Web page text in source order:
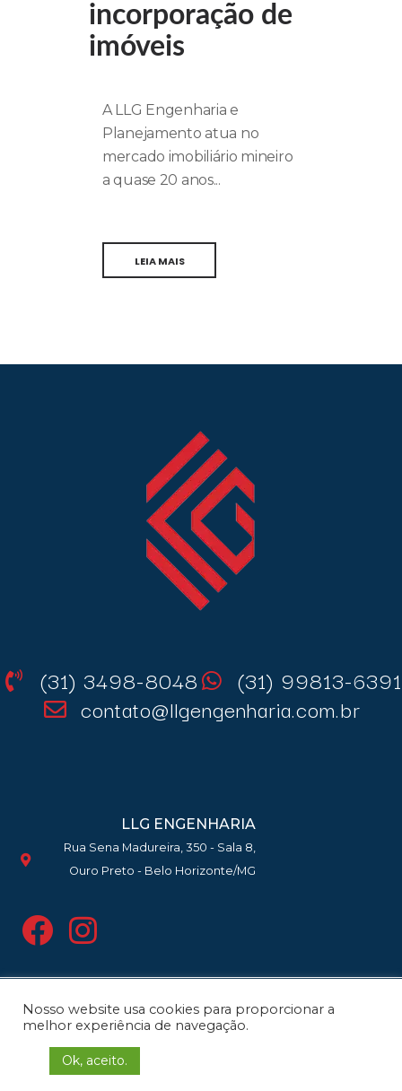
incorporação de
imóveis
A LLG Engenharia e
Planejamento atua no
mercado imobiliário mineiro
a quase 20 anos...
LEIA MAIS
(31) 3498-8048
(31) 99813-6391
contato@llgengenharia.com.br
LLG ENGENHARIA
Rua Sena Madureira, 350 - Sala 8,
Ouro Preto - Belo Horizonte/MG
Copyright 2021 | LLG Engenharia e
direitos reservados
Nosso website usa cookies para proporcionar a
melhor experiência de navegação.
Ok, aceito.